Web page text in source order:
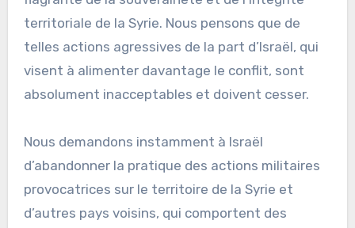
territoriale de la Syrie. Nous pensons que de
telles actions agressives de la part d’Israël, qui
visent à alimenter davantage le conflit, sont
absolument inacceptables et doivent cesser.
Nous demandons instamment à Israël
d’abandonner la pratique des actions militaires
provocatrices sur le territoire de la Syrie et
d’autres pays voisins, qui comportent des